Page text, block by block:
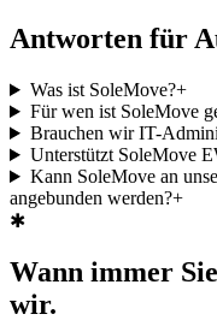
Antworten für
Was ist SoleMove?+
Für wen ist SoleMove
Brauchen wir IT-
Unterstützt SoleMove
Kann SoleMove an
angebunden werden?+
✱
Wann immer
wir.